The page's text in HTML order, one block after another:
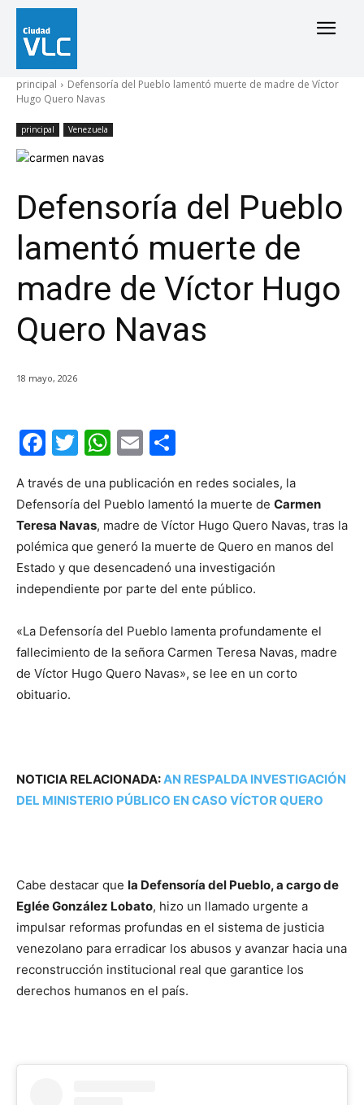
principal
Defensoría del Pueblo lamentó muerte de madre de Víctor
Hugo Quero Navas
principal Venezuela
Defensoría del Pueblo
lamentó muerte de
madre de Víctor Hugo
Quero Navas
18 mayo, 2026
F
c
e
b
o
o
k
T
itt
er
W
at
s
A
p
p
E
ai
l
m
p
ar
tir
A través de una publicación en redes sociales, la
Defensoría del Pueblo lamentó la muerte de Carmen
Teresa Navas, madre de Víctor Hugo Quero Navas, tras la
polémica que generó la muerte de Quero en manos del
Estado y que desencadenó una investigación
independiente por parte del ente público.
«La Defensoría del Pueblo lamenta profundamente el
fallecimiento de la señora Carmen Teresa Navas, madre
de Víctor Hugo Quero Navas», se lee en un corto
obituario.
NOTICIA RELACIONADA:AN RESPALDA INVESTIGACIÓN
DEL MINISTERIO PÚBLICO EN CASO VÍCTOR QUERO
Cabe destacar que la Defensoría del Pueblo, a cargo de
Eglée González Lobato, hizo un llamado urgente a
impulsar reformas profundas en el sistema de justicia
venezolano para erradicar los abusos y avanzar hacia una
reconstrucción institucional real que garantice los
derechos humanos en el país.